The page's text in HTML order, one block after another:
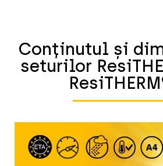
Conținutul și
seturilor